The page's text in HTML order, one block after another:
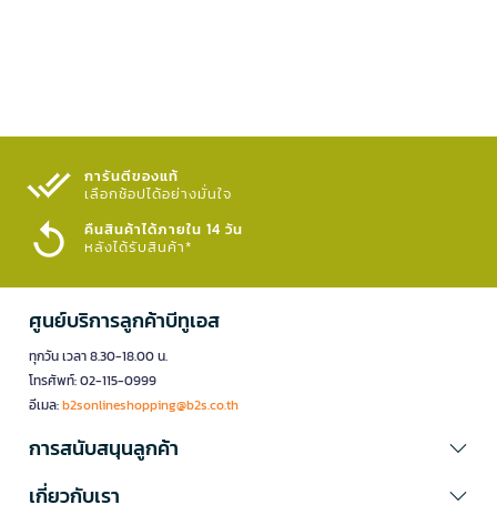
การันตีของแท้
เลือกช้อปได้อย่างมั่นใจ​
คืนสินค้าได้ภายใน 14 วัน
หลังได้รับสินค้า*
ศูนย์บริการลูกค้าบีทูเอส
ทุกวัน เวลา 8.30-18.00 น.
โทรศัพท์: 02-115-0999
อีเมล:b2sonlineshopping@b2s.co.th
การสนับสนุนลูกค้า
เกี่ยวกับเรา